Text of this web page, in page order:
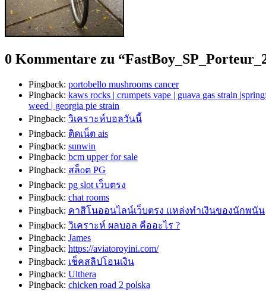
0 Kommentare zu “
Pingback: portobello mushrooms cancer
Pingback: kaws rocks | crumpets vape | guava gas strain
weed | georgia pie strain
Pingback: วิเคราะห์บอลวันนี้
Pingback: ติดเน็ต ais
Pingback: sunwin
Pingback: bcm upper for sale
Pingback: สล็oต PG
Pingback: pg slot เว็บตรง
Pingback: chat rooms
Pingback: คาสิโนออนไลน์เว็บตรง แหล่งทำเงินของนักพนัน
Pingback: วิเคราะห์ ผลบอล คืออะไร ?
Pingback: James
Pingback: https://aviatoroyini.com/
Pingback: เช็คสลิปโอนเงิน
Pingback: Ulthera
Pingback: chicken road 2 polska